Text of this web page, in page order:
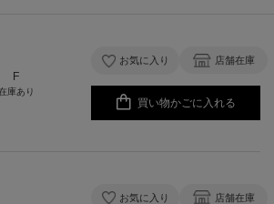
F
庫あり
お気に入り 店舗在庫
買い物かごに入れる
お気に入り 店舗在庫